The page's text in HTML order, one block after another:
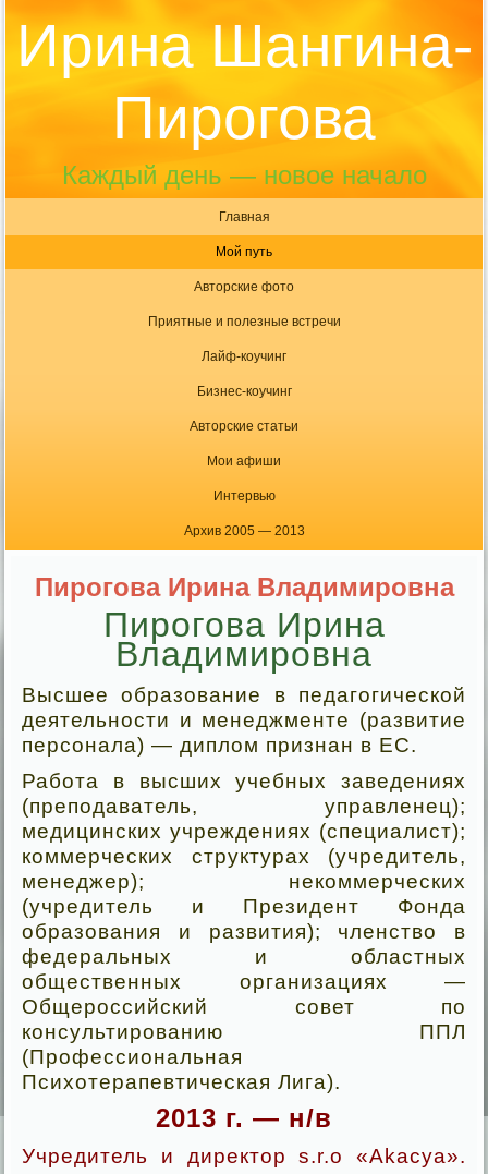
Ирина Шангина-
Пирогова
Каждый день — новое начало
Главная
Мой путь
Авторские фото
Приятные и полезные встречи
Лайф-коучинг
Бизнес-коучинг
Авторские статьи
Мои афиши
Интервью
Архив 2005 — 2013
Пирогова Ирина Владимировна
Пирогова Ирина
Владимировна
Высшее образование в педагогической
деятельности и менеджменте (развитие
персонала) — диплом признан в ЕС.
Работа в высших учебных заведениях
(преподаватель, управленец);
медицинских учреждениях (специалист);
коммерческих структурах (учредитель,
менеджер); некоммерческих
(учредитель и Президент Фонда
образования и развития); членство в
федеральных и областных
общественных организациях —
Общероссийский совет по
консультированию ППЛ
(Профессиональная
Психотерапевтическая Лига).
2013 г. — н/в
Учредитель и директор s.r.o «Akacya».